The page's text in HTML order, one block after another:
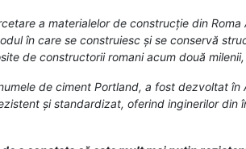
a materialelor de construcție din
în care se construiesc și se conservă
de constructorii romani acum două
de ciment Portland, a fost dezvoltat în
și standardizat, oferind inginerilor